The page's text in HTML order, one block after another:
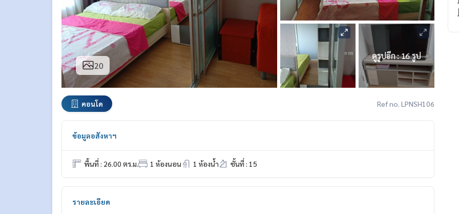
20
ดูรูปอีก : 16 รูป
คอนโด Ref no. LPNSH106
ข้อมูลอสังหาฯ
พื้นที่ : 26.00 ตร.ม. 1 ห้องนอน 1 ห้องน้ำ ชั้นที่ : 15
รายละเอียด